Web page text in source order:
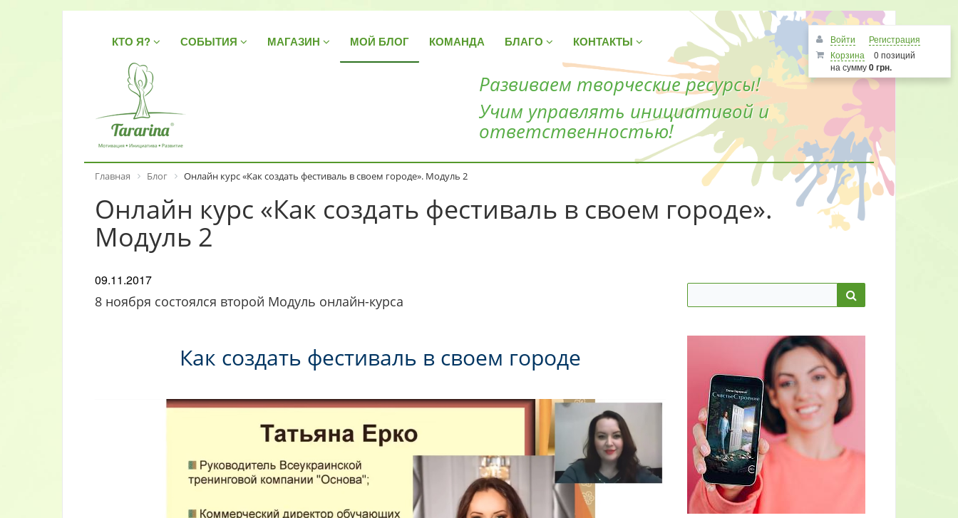
КТО Я? СОБЫТИЯ МАГАЗИН МОЙ БЛОГ КОМАНДА БЛАГО КОНТАКТЫ Войти
Регистрация
Корзина
0 позиций
на сумму0 грн.
Развиваем творческие ресурсы!
Учим управлять инициативой и
ответственностью!
Главная Блог Онлайн курс «Как создать фестиваль в своем городе». Модуль 2
Онлайн курс «Как создать фестиваль в своем городе».
Модуль 2
09.11.2017
8 ноября состоялся второй Модуль онлайн-курса
Как создать фестиваль в своем городе